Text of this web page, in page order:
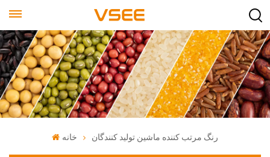
خانه رنگ مرتب کننده ماشین تولید کنندگان